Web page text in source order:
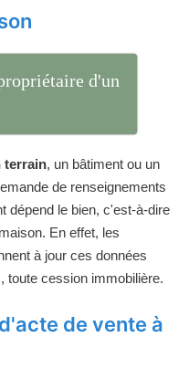
d'un
terrain, un bâtiment ou un
de renseignements
dépend le bien, c'est-à-dire
En effet, les
à jour ces données
toute cession immobilière.
de vente à